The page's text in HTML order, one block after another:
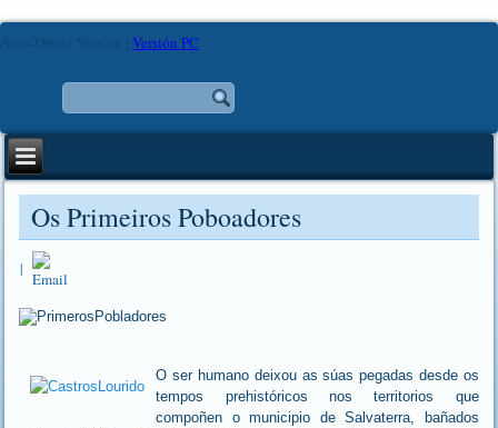
Auto-Detect Version Versión PC
Os Primeiros Poboadores
|
O ser humano deixou as súas pegadas desde os
tempos prehistóricos nos territorios que
compoñen o municipio de Salvaterra, bañados